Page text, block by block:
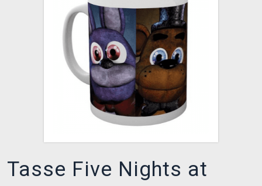
XZONE CLUB
Tasse Five Nights at